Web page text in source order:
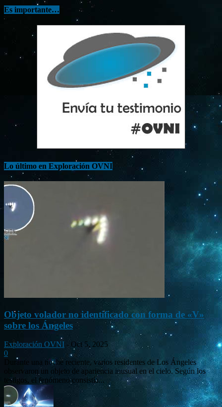
Es importante…
Lo último en Exploración OVNI
Objeto volador no identificado con forma de «V»
sobre los Ángeles
Exploración OVNI - Oct 5, 2025
0
Durante una noche reciente, varios residentes de Los Ángeles
observaron un objeto de apariencia inusual en el cielo. Según los
testigos, el fenómeno consistía...